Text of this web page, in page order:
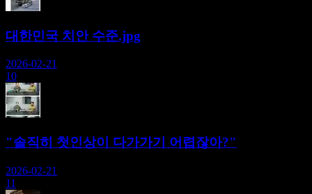
대한민국 치안 수준.jpg
2026-02-21
10
"솔직히 첫인상이 다가가기 어렵잖아?"
2026-02-21
11